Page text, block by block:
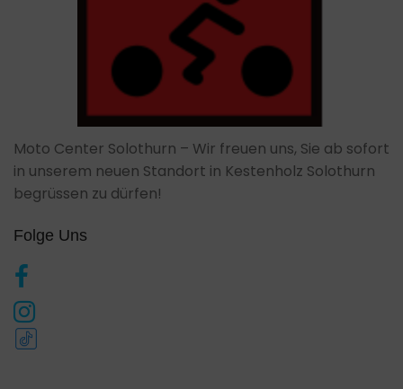
Moto Center Solothurn – Wir freuen uns, Sie ab sofort
in unserem neuen Standort in Kestenholz Solothurn
begrüssen zu dürfen!
Folge Uns